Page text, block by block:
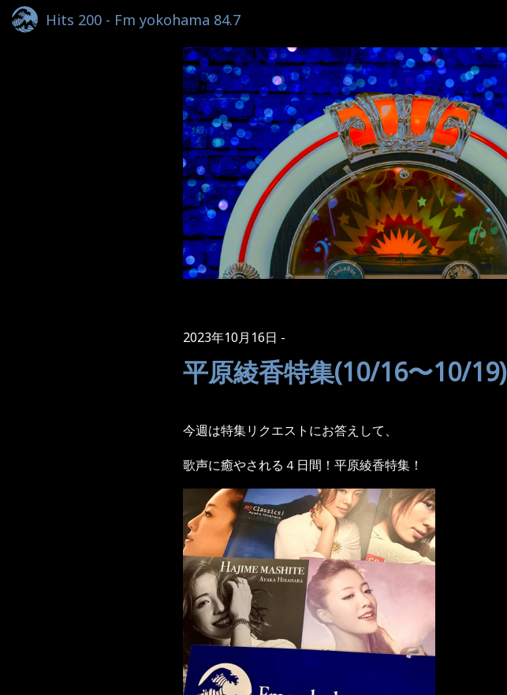
Hits 200 - Fm yokohama 84.7
2023年10月16日
平原綾香特集(10/16〜10/19)
今週は特集リクエストにお答えして、
歌声に癒やされる４日間！平原綾香特集！